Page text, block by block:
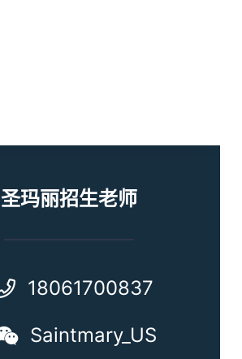
圣玛丽招生老师
18061700837
Saintmary_US